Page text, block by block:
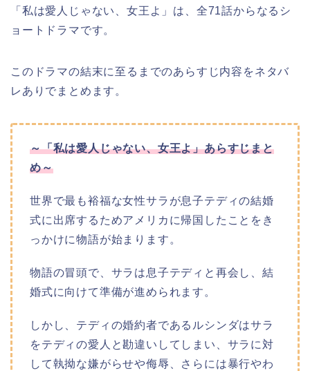
「私は愛人じゃない、女王よ」は、全71話からなるシ
ョートドラマです。
このドラマの結末に至るまでのあらすじ内容をネタバ
レありでまとめます。
～「私は愛人じゃない、女王よ」あらすじまと
め～
世界で最も裕福な女性サラが息子テディの結婚
式に出席するためアメリカに帰国したことをき
っかけに物語が始まります。
物語の冒頭で、サラは息子テディと再会し、結
婚式に向けて準備が進められます。
しかし、テディの婚約者であるルシンダはサラ
をテディの愛人と勘違いしてしまい、サラに対
して執拗な嫌がらせや侮辱、さらには暴行やわ